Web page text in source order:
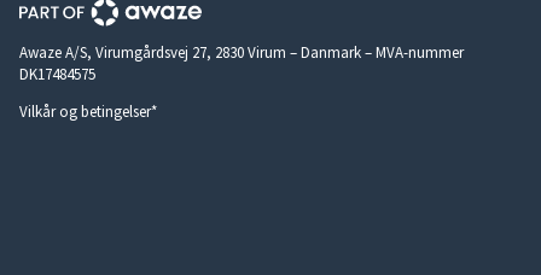
Awaze A/S, Virumgårdsvej 27, 2830 Virum – Danmark – MVA-nummer
DK17484575
Vilkår og betingelser*